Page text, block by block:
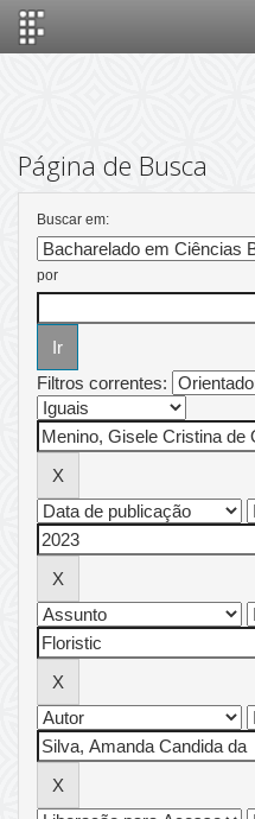
Página de Busca
Buscar em:
por
Filtros correntes: